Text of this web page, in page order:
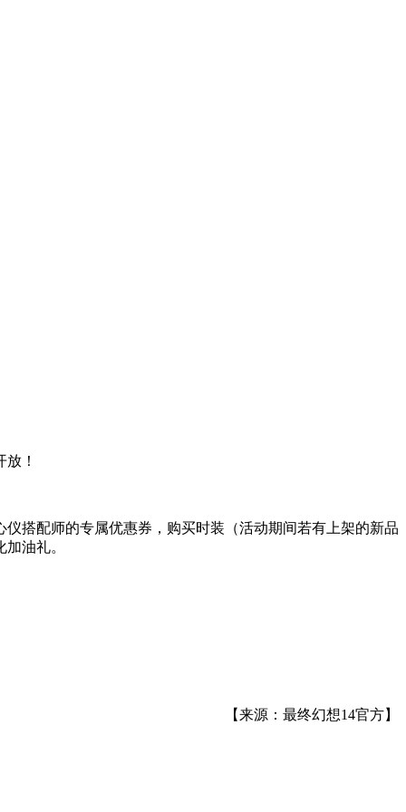
！
搭配师的专属优惠券，购买时装（活动期间若有上架的新品
油礼。
【来源：最终幻想14官方】